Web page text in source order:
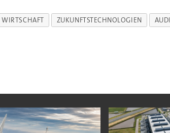
WIRTSCHAFT ZUKUNFTSTECHNOLOGIEN AUDI